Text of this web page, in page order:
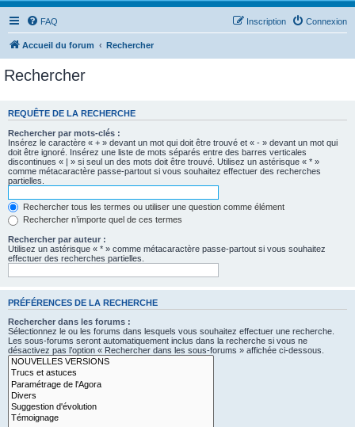
FAQ Connexion
Inscription
Accueil du forum Rechercher
Rechercher
REQUÊTE DE LA RECHERCHE
Rechercher par mots-clés :
Insérez le caractère « + » devant un mot qui doit être trouvé et « - » devant un mot qui
doit être ignoré. Insérez une liste de mots séparés entre des barres verticales
discontinues « | » si seul un des mots doit être trouvé. Utilisez un astérisque « * »
comme métacaractère passe-partout si vous souhaitez effectuer des recherches
partielles.
Rechercher tous les termes ou utiliser une question comme élément
Rechercher n’importe quel de ces termes
Rechercher par auteur :
Utilisez un astérisque « * » comme métacaractère passe-partout si vous souhaitez
effectuer des recherches partielles.
PRÉFÉRENCES DE LA RECHERCHE
Rechercher dans les forums :
Sélectionnez le ou les forums dans lesquels vous souhaitez effectuer une recherche.
Les sous-forums seront automatiquement inclus dans la recherche si vous ne
désactivez pas l’option « Rechercher dans les sous-forums » affichée ci-dessous.